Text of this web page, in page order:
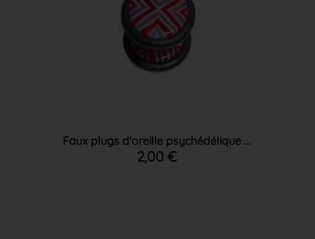
Faux plugs d'oreille psychédélique ...
2,00 €